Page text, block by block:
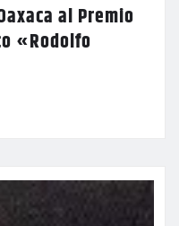
al Premio
«Rodolfo